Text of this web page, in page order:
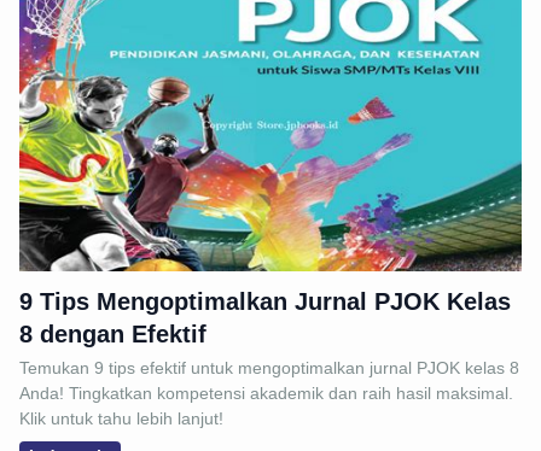
9 Tips Mengoptimalkan Jurnal PJOK Kelas
8 dengan Efektif
Temukan 9 tips efektif untuk mengoptimalkan jurnal PJOK kelas 8
Anda! Tingkatkan kompetensi akademik dan raih hasil maksimal.
Klik untuk tahu lebih lanjut!